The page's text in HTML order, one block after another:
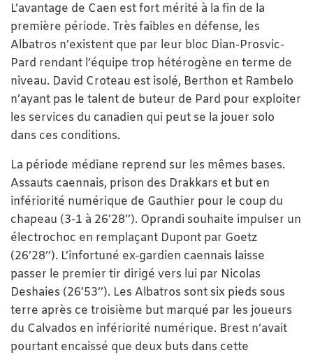
L’avantage de Caen est fort mérité à la fin de la
première période. Très faibles en défense, les
Albatros n’existent que par leur bloc Dian-Prosvic-
Pard rendant l’équipe trop hétérogène en terme de
niveau. David Croteau est isolé, Berthon et Rambelo
n’ayant pas le talent de buteur de Pard pour exploiter
les services du canadien qui peut se la jouer solo
dans ces conditions.
La période médiane reprend sur les mêmes bases.
Assauts caennais, prison des Drakkars et but en
infériorité numérique de Gauthier pour le coup du
chapeau (3-1 à 26’28’’). Oprandi souhaite impulser un
électrochoc en remplaçant Dupont par Goetz
(26’28’’). L’infortuné ex-gardien caennais laisse
passer le premier tir dirigé vers lui par Nicolas
Deshaies (26’53’’). Les Albatros sont six pieds sous
terre après ce troisième but marqué par les joueurs
du Calvados en infériorité numérique. Brest n’avait
pourtant encaissé que deux buts dans cette